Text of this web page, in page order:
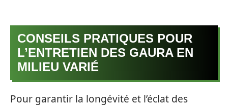
CONSEILS PRATIQUES POUR
L’ENTRETIEN DES GAURA EN
MILIEU VARIÉ
Pour garantir la longévité et l’éclat des